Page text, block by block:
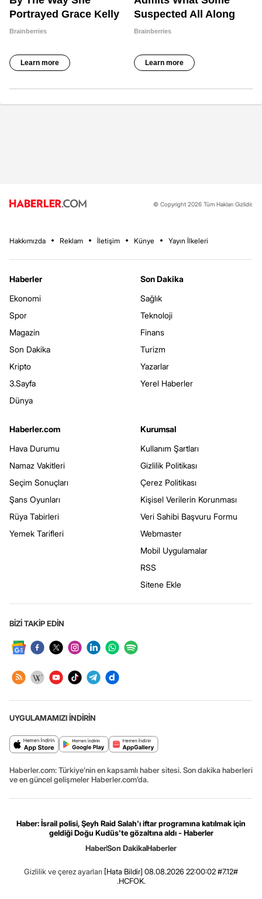
© Copyright 2026 Tüm Hakları Gizlidir.
Hakkımızda Reklam İletişim Künye Yayın İlkeleri
Haberler
Ekonomi
Spor
Magazin
Son Dakika
Kripto
3.Sayfa
Dünya
Son Dakika
Sağlık
Teknoloji
Finans
Turizm
Yazarlar
Yerel Haberler
Haberler.com
Hava Durumu
Namaz Vakitleri
Seçim Sonuçları
Şans Oyunları
Rüya Tabirleri
Yemek Tarifleri
Kurumsal
Kullanım Şartları
Gizlilik Politikası
Çerez Politikası
Kişisel Verilerin Korunması
Veri Sahibi Başvuru Formu
Webmaster
Mobil Uygulamalar
RSS
Sitene Ekle
BİZİ TAKİP EDİN
UYGULAMAMIZI İNDİRİN
Haberler.com: Türkiye’nin en kapsamlı haber sitesi. Son dakika haberleri
ve en güncel gelişmeler Haberler.com’da.
Haber: İsrail polisi, Şeyh Raid Salah'ı iftar programına katılmak için
geldiği Doğu Kudüs'te gözaltına aldı - Haberler
HaberSon DakikaHaberler
Gizlilik ve çerez ayarları [Hata Bildir] 08.08.2026 22:00:02 #7.12#
.HCFOK.